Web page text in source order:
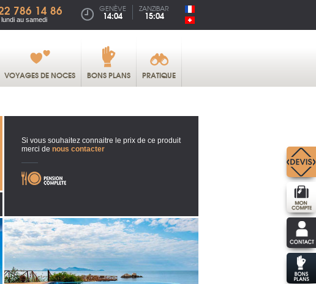
786 14 86
lundi au samedi
GENÈVE
14:04
ZANZIBAR
15:04
VOYAGES DE NOCES BONS PLANS PRATIQUE
Si vous souhaitez connaitre le prix de ce produit
merci de nous contacter